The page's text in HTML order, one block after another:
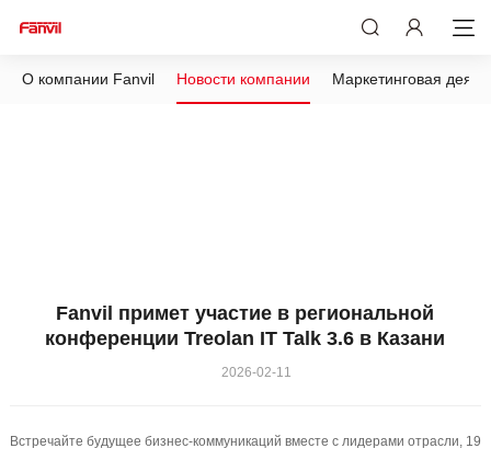
О компании Fanvil Новости компании Маркетинговая
Fanvil примет участие в региональной
конференции Treolan IT Talk 3.6 в Казани
2026-02-11
Встречайте будущее бизнес-коммуникаций вместе с лидерами отрасли, 19